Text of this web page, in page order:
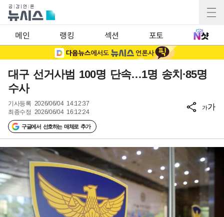
메인 랭킹 섹션 포토
대구 선거사범 100명 단속…1명 송치·85명
수사
기사등록 2026/06/04 14:12:37
최종수정 2026/06/04 16:12:24
구글에서 선호하는 매체로 추가
가가